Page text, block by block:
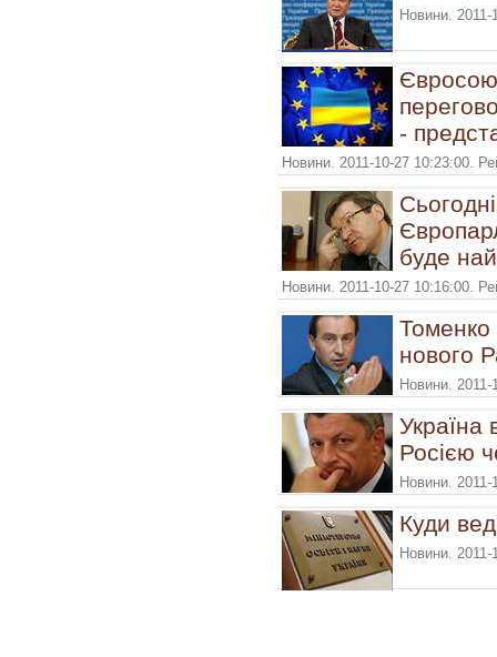
Новини.
-
Новини. 2011-10-27 10:23:00.
буде
Новини. 2011-10-27 10:16:00.
Томенко
нового
Новини.
Україна
Росією
Новини.
Куди
Новини.